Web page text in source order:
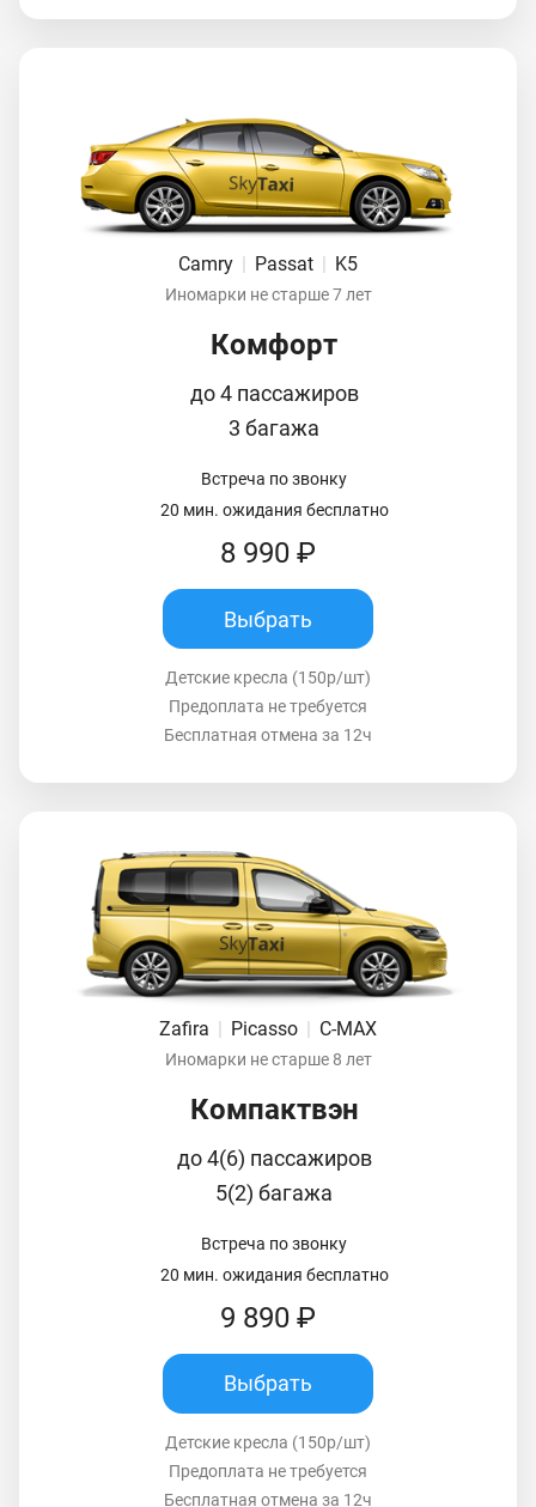
Camry Passat K5
Иномарки не старше 7 лет
Комфорт
до 4 пассажиров
3 багажа
Встреча по звонку
20 мин. ожидания бесплатно
8 990 ₽
Выбрать
Детские кресла (150р/шт)
Предоплата не требуется
Бесплатная отмена за 12ч
Zafira | Picasso | C-MAX
Иномарки не старше 8 лет
Компактвэн
до 4(6) пассажиров
5(2) багажа
Встреча по звонку
20 мин. ожидания бесплатно
9 890 ₽
Выбрать
Детские кресла (150р/шт)
Предоплата не требуется
Бесплатная отмена за 12ч